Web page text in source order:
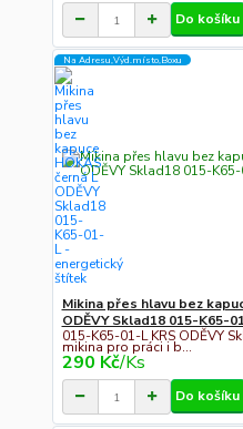
Do košíku
Na Adresu,Výd.místo,Boxu
Mikina přes hlavu bez
ODĚVY Sklad18 015-K65-
015-K65-01-L KRS ODĚVY
mikina pro práci i b...
290 Kč/Ks
Do košíku